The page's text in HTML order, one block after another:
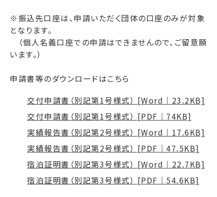
※振込先口座は、申請いただく団体の口座のみが対象
となります。
（個人名義口座での申請はできませんので、ご留意願
います。）
申請書等のダウンロードはこちら
交付申請書（別記第1号様式） [Word｜23.2KB]
交付申請書（別記第1号様式） [PDF｜74KB]
実績報告書（別記第2号様式） [Word｜17.6KB]
実績報告書（別記第2号様式） [PDF｜47.5KB]
宿泊証明書（別記第3号様式） [Word｜22.7KB]
宿泊証明書（別記第3号様式） [PDF｜54.6KB]